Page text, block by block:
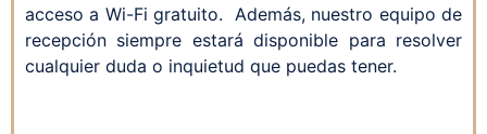
acceso a Wi-Fi gratuito. Además, nuestro equipo de
recepción siempre estará disponible para resolver
cualquier duda o inquietud que puedas tener.